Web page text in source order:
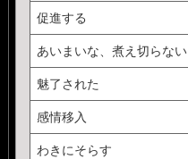
促進する
あいまいな、煮え切らない
魅了された
感情移入
わきにそらす